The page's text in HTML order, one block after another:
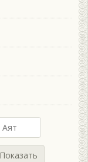
Показать